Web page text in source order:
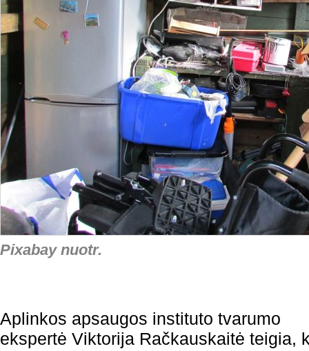
Pixabay nuotr.
Aplinkos apsaugos instituto tvarumo
ekspertė Viktorija Račkauskaitė teigia,